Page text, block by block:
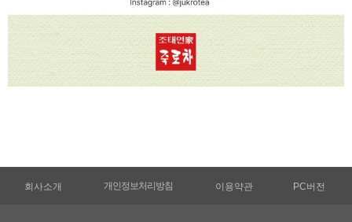
회사소개 개인정보처리방침 이용약관 PC버전